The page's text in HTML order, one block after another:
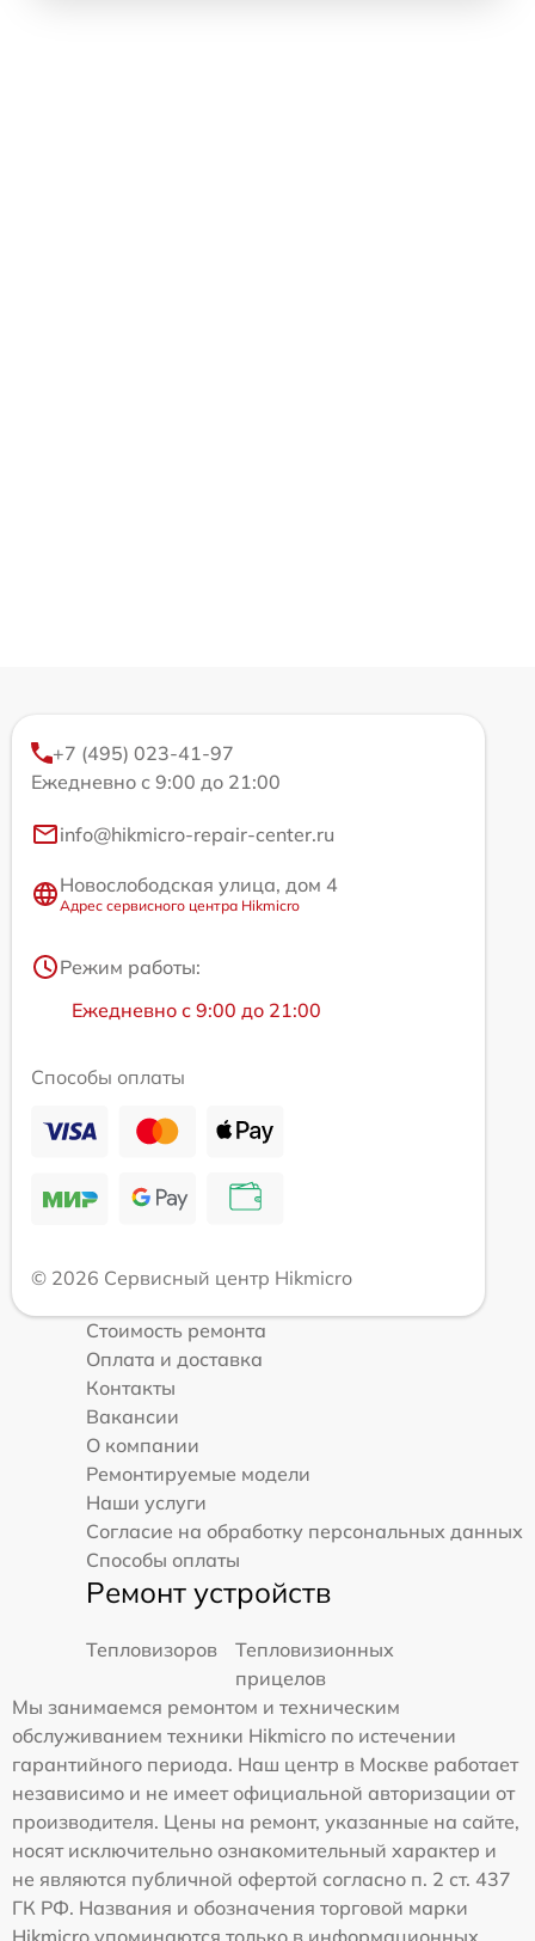
+7 (495) 023-41-97
Ежедневно с 9:00 до 21:00
info@hikmicro-repair-center.ru
Новослободская улица, дом 4
Адрес сервисного центра Hikmicro
Режим работы:
Ежедневно с 9:00 до 21:00
Способы оплаты
© 2026 Сервисный центр Hikmicro
Стоимость ремонта
Оплата и доставка
Контакты
Вакансии
О компании
Ремонтируемые модели
Наши услуги
Согласие на обработку персональных данных
Способы оплаты
Ремонт устройств
Тепловизоров
Тепловизионных
прицелов
Мы занимаемся ремонтом и техническим
обслуживанием техники Hikmicro по истечении
гарантийного периода. Наш центр в Москве работает
независимо и не имеет официальной авторизации от
производителя. Цены на ремонт, указанные на сайте,
носят исключительно ознакомительный характер и
не являются публичной офертой согласно п. 2 ст. 437
ГК РФ. Названия и обозначения торговой марки